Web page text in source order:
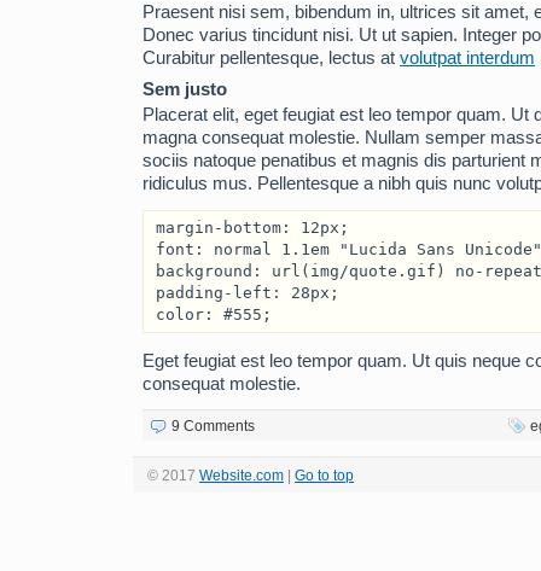
Praesent nisi sem, bibendum in, ultrices sit amet,
Donec varius tincidunt nisi. Ut ut sapien. Integer
Curabitur pellentesque, lectus at volutpat interdum
Sem justo
Placerat elit, eget feugiat est leo tempor quam. Ut
magna consequat molestie. Nullam semper
sociis natoque penatibus et magnis dis parturient
ridiculus mus. Pellentesque a nibh quis nunc
margin-bottom: 12px;
font: normal 1.1em "Lucida Sans
background: url(img/quote.gif) no-
padding-left: 28px;
color: #555;
Eget feugiat est leo tempor quam. Ut quis neque
consequat molestie.
9 Comments
© 2017 Website.com Go to top